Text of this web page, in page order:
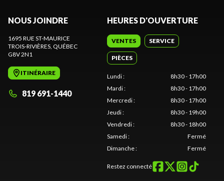
NOUS JOINDRE
1695 RUE ST-MAURICE
TROIS-RIVIÈRES , QUÉBEC
G8V 2N1
ITINÉRAIRE
819 691-1440
HEURES D'OUVERTURE
VENTES SERVICE
PIÈCES
Lundi:
8h30 - 17h00
Mardi:
8h30 - 17h00
Mercredi:
8h30 - 17h00
Jeudi:
8h30 - 19h00
Vendredi:
8h30 - 18h00
Samedi:
Fermé
Dimanche: Fermé
Restez connecté